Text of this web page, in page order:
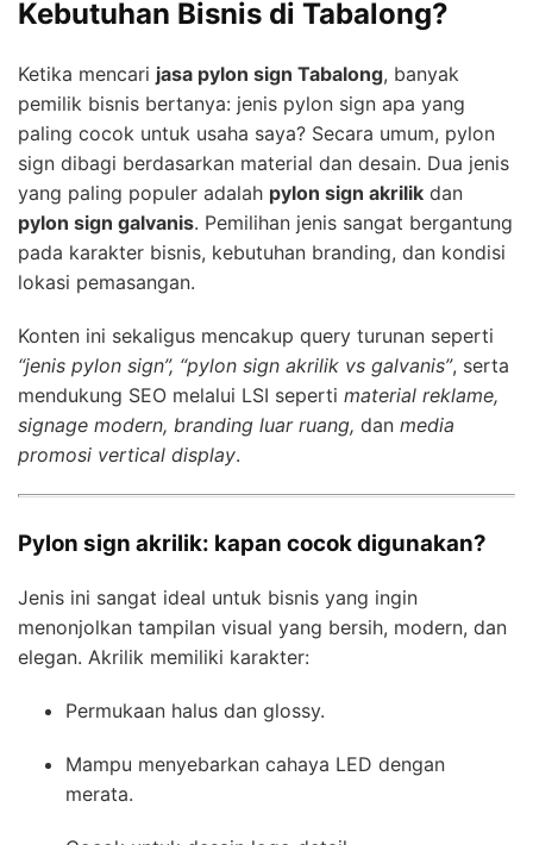
Kebutuhan Bisnis di Tabalong?
Ketika mencari jasa pylon sign Tabalong, banyak
pemilik bisnis bertanya: jenis pylon sign apa yang
paling cocok untuk usaha saya? Secara umum, pylon
sign dibagi berdasarkan material dan desain. Dua jenis
yang paling populer adalah pylon sign akrilik dan
pylon sign galvanis. Pemilihan jenis sangat bergantung
pada karakter bisnis, kebutuhan branding, dan kondisi
lokasi pemasangan.
Konten ini sekaligus mencakup query turunan seperti
“jenis pylon sign”, “pylon sign akrilik vs galvanis”, serta
mendukung SEO melalui LSI seperti material reklame,
signage modern, branding luar ruang, dan media
promosi vertical display.
Pylon sign akrilik: kapan cocok digunakan?
Jenis ini sangat ideal untuk bisnis yang ingin
menonjolkan tampilan visual yang bersih, modern, dan
elegan. Akrilik memiliki karakter:
Permukaan halus dan glossy.
Mampu menyebarkan cahaya LED dengan
merata.